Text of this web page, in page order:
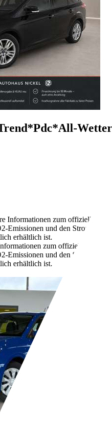
Informationen zum offiziellen
Emissionen und den
erhältlich ist.
zum offiziellen
Emissionen und den
erhältlich ist.